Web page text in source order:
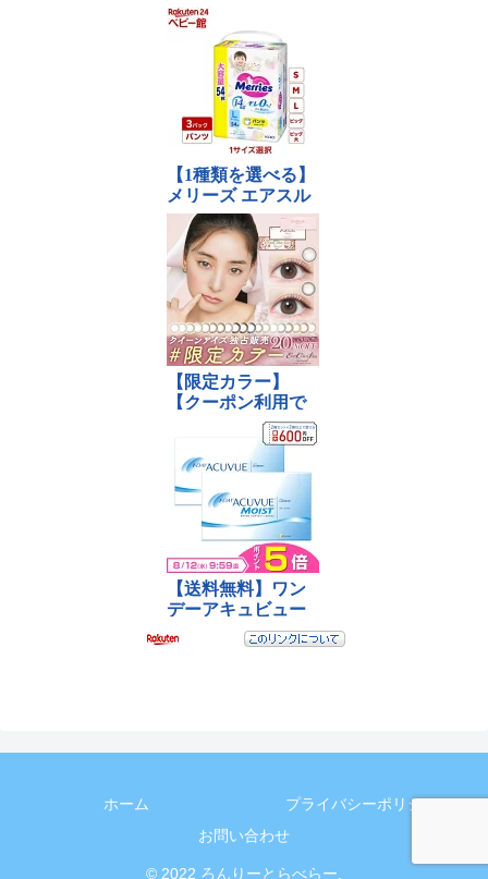
ホーム
プライバシーポリシー
お問い合わせ
© 2022 ろんりーとらべらー.